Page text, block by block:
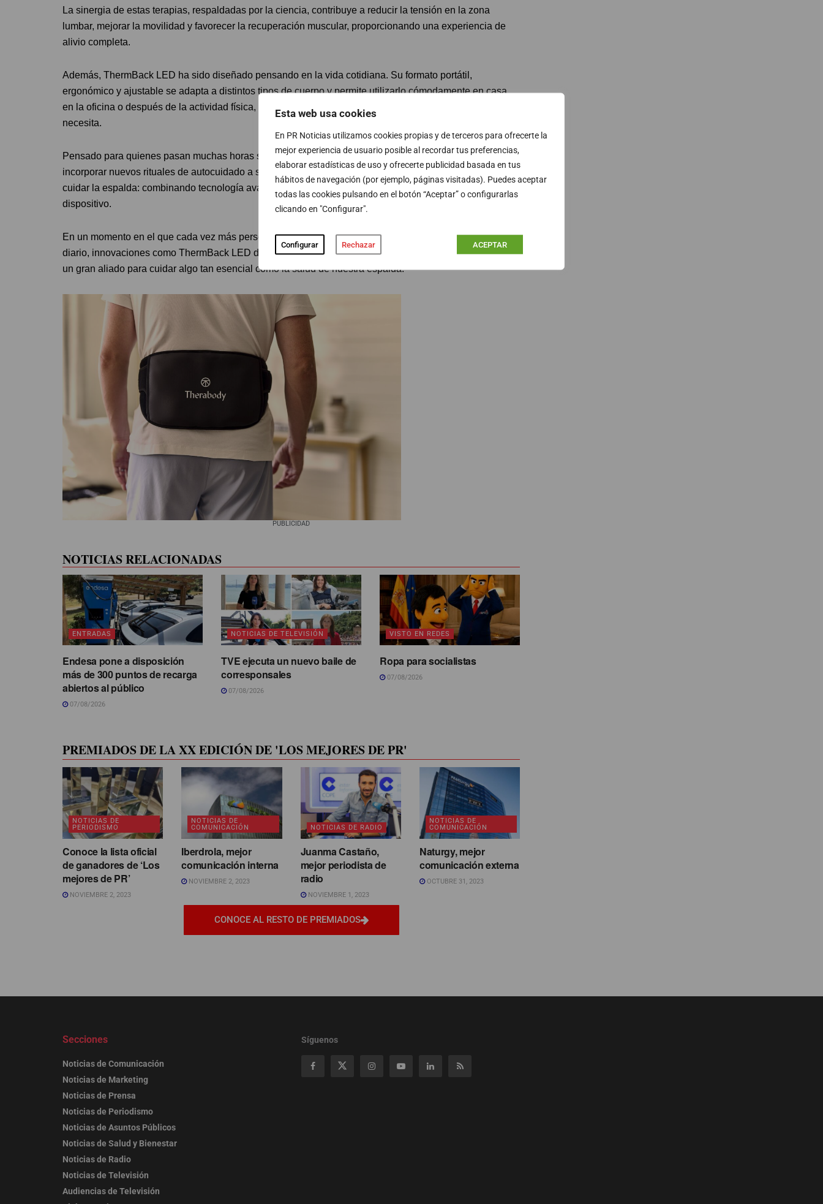
Esta web usa cookies
En PR Noticias utilizamos cookies propias y de terceros para ofrecerte la
mejor experiencia de usuario posible al recordar tus preferencias,
elaborar estadísticas de uso y ofrecerte publicidad basada en tus
hábitos de navegación (por ejemplo, páginas visitadas). Puedes aceptar
todas las cookies pulsando en el botón “Aceptar” o configurarlas
clicando en "Configurar".
Configurar Rechazar ACEPTAR
La sinergia de estas terapias, respaldadas por la ciencia, contribuye a reducir la tensión en la zona
lumbar, mejorar la movilidad y favorecer la recuperación muscular, proporcionando una experiencia de
alivio completa.
Además, ThermBack LED ha sido diseñado pensando en la vida cotidiana. Su formato portátil,
ergonómico y ajustable se adapta a distintos tipos de cuerpo y permite utilizarlo cómodamente en casa,
en la oficina o después de la actividad física, ofreciendo soporte y bienestar cuando la espalda más lo
necesita.
Pensado para quienes pasan muchas horas sentados, viajan con frecuencia o simplemente buscan
incorporar nuevos rituales de autocuidado a su rutina, ThermBack LED representa una nueva forma de
cuidar la espalda: combinando tecnología avanzada, comodidad y terapias eficaces en un solo
dispositivo.
En un momento en el que cada vez más personas buscan soluciones prácticas para mejorar su bienestar
diario, innovaciones como ThermBack LED demuestran que la tecnología también puede convertirse en
un gran aliado para cuidar algo tan esencial como la salud de nuestra espalda.
PUBLICIDAD
NOTICIAS RELACIONADAS
ENTRADAS
Endesa pone a disposición
más de 300 puntos de recarga
abiertos al público
07/08/2026
NOTICIAS DE TELEVISIÓN
TVE ejecuta un nuevo baile de
corresponsales
07/08/2026
VISTO EN REDES
Ropa para socialistas
07/08/2026
PREMIADOS DE LA XX EDICIÓN DE 'LOS MEJORES DE PR'
NOTICIAS DE
PERIODISMO
Conoce la lista oficial
de ganadores de ‘Los
mejores de PR’
NOVIEMBRE 2, 2023
NOTICIAS DE
COMUNICACIÓN
Iberdrola, mejor
comunicación interna
NOVIEMBRE 2, 2023
NOTICIAS DE RADIO
Juanma Castaño,
mejor periodista de
radio
NOVIEMBRE 1, 2023
NOTICIAS DE
COMUNICACIÓN
Naturgy, mejor
comunicación externa
OCTUBRE 31, 2023
CONOCE AL RESTO DE PREMIADOS
Secciones
Noticias de Comunicación
Noticias de Marketing
Noticias de Prensa
Noticias de Periodismo
Noticias de Asuntos Públicos
Noticias de Salud y Bienestar
Noticias de Radio
Noticias de Televisión
Audiencias de Televisión
Síguenos